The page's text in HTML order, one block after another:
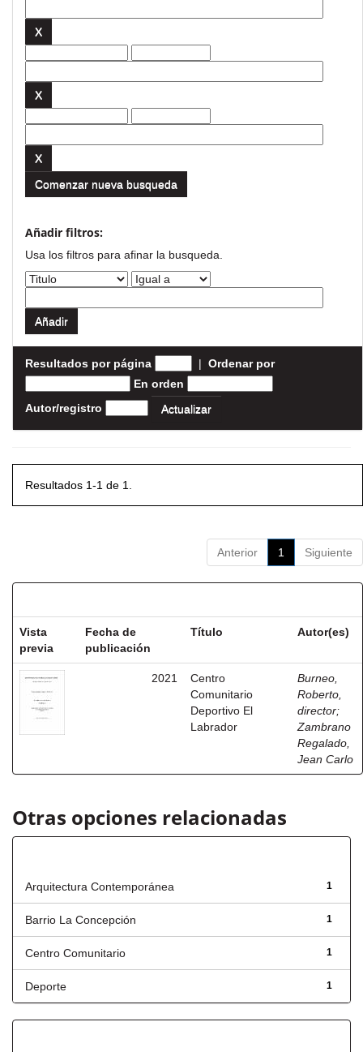
Comenzar nueva busqueda
Añadir filtros:
Usa los filtros para afinar la busqueda.
Resultados por página | Ordenar por
En orden
Autor/registro
Resultados 1-1 de 1.
Anterior 1 Siguiente
Vista
previa
Fecha de
publicación
Título Autor(es)
2021
Centro
Comunitario
Deportivo El
Labrador
Burneo,
Roberto,
director;
Zambrano
Regalado,
Jean Carlo
Otras opciones relacionadas
1
Arquitectura Contemporánea
1
Barrio La Concepción
1
Centro Comunitario
1
Deporte